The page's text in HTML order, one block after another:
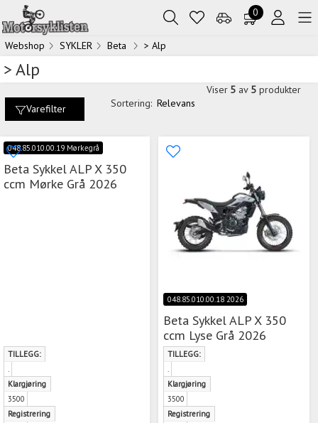
0
Webshop SYKLER Beta > Alp
> Alp
Varefilter Sortering: Relevans
Viser 5 av 5 produkter
048.85.010.00.19 Mørkegrå
Beta Sykkel ALP X 350
ccm Mørke Grå 2026
TILLEGG:
.
Klargjøring
3500
Registrering
048.85.010.00.18 2026
Beta Sykkel ALP X 350
ccm Lyse Grå 2026
TILLEGG:
.
Klargjøring
3500
Registrering